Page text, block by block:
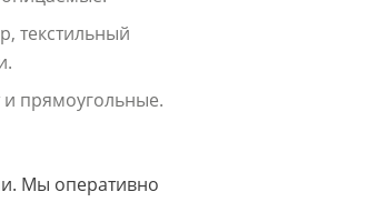
текстильный
и прямоугольные.
Мы оперативно